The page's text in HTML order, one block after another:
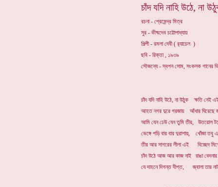
চাঁদ যদি নাহি উঠে, না
রচনা - প্রেমেন্দ্র মিত্র
সুর - ভীষ্মদেব চট্টোপাধ্যায়
শিল্পী - রমলা দেবী ( ব়্যাচেল )
ছবি - রিক্তা , ১৯৩৯
সৌজন্যে - স্বপন সোম, সংকলক গানের
চাঁদ যদি নাহি উঠে, না উঠুক ক্ষতি নেই
আহত নগর দুরে গরজায় আঁধার ঘিরেছে
আমি যেন ঢেউ যেন তুমি তীর, উতরোল
ভেঙ্গে পড়ি বার বার দুরাশায়, খোঁজা তবু
তীর আর সাগরের লীলা এই বিচ্ছেদ
চাঁদ উঠে আজ আর কাজ নাই রাঙা
যে দাহনে দিগন্ত দীপ্ত, জ্বালা তার